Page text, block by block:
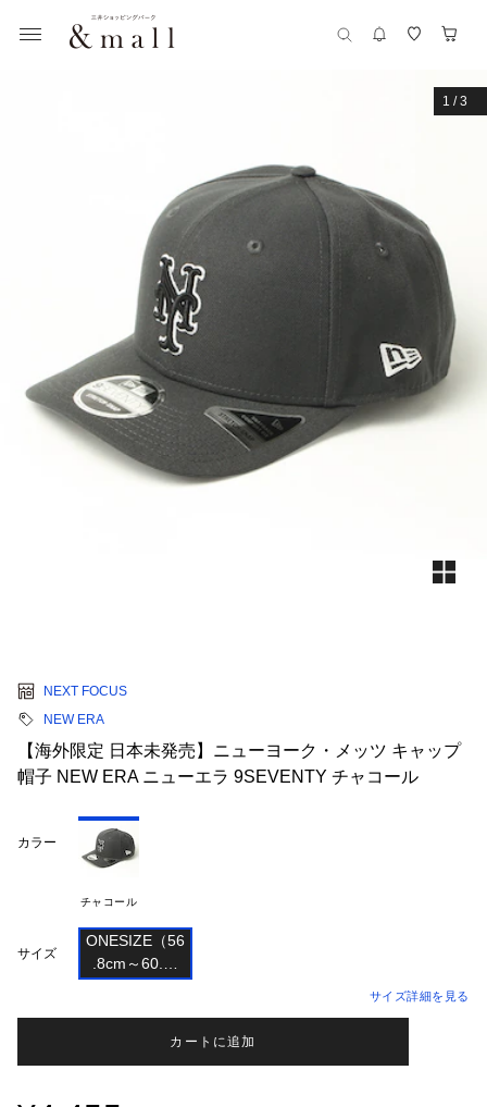
1 /3
NEXT FOCUS
NEW ERA
【海外限定 日本未発売】ニューヨーク・メッツ キャップ
帽子 NEW ERA ニューエラ 9SEVENTY チャコール
カラー
チャコール
サイズ
ONESIZE（56
.8cm～60.6c
m）
サイズ詳細を見る
カートに追加